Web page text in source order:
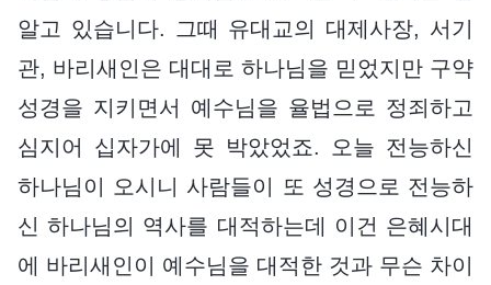
알고 있습니다. 그때 유대교의 대제사장, 서기
관, 바리새인은 대대로 하나님을 믿었지만 구약
성경을 지키면서 예수님을 율법으로 정죄하고
심지어 십자가에 못 박았었죠. 오늘 전능하신
하나님이 오시니 사람들이 또 성경으로 전능하
신 하나님의 역사를 대적하는데 이건 은혜시대
에 바리새인이 예수님을 대적한 것과 무슨 차이